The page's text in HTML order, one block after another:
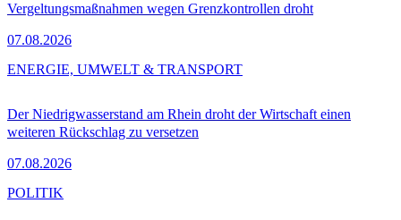
Vergeltungsmaßnahmen wegen Grenzkontrollen droht
07.08.2026
Der Niedrigwasserstand am Rhein droht der Wirtschaft einen
weiteren Rückschlag zu versetzen
07.08.2026
ENERGIE, UMWELT & TRANSPORT
POLITIK